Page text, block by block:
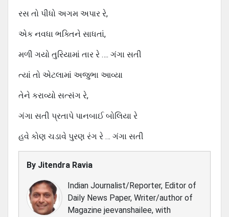
રસ તો પીધો અગમ અપાર રે,
એક નવધા ભક્તિને સાધતાં,
મળી ગયો તુરિયામાં તાર રે …. ગંગા સતી
ત્યાં તો એટલામાં અજુભા આવ્યા
તેને કરાવ્યો સત્સંગ રે,
ગંગા સતી પ્રતાપે પાનબાઈ બોલિયા રે
હવે કોણ ચડાવે પુરણ રંગ રે … ગંગા સતી
By Jitendra Ravia
Indian Journalist/Reporter, Editor of
Daily News Paper, Writer/author of
Magazine jeevanshailee, with